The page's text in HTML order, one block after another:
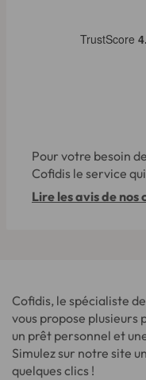
Pour votre besoin
Cofidis le service
Lire les avis de nos
Cofidis, le spécialiste
vous propose plusieurs
un prêt personnel et
Simulez sur notre site
quelques clics !